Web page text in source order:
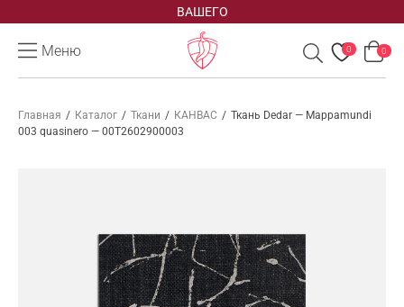
ВАШЕГО
Меню 0 0
Главная / Каталог / Ткани / КАНВАС / Ткань Dedar — Mappamundi
003 quasinero — 00T2602900003